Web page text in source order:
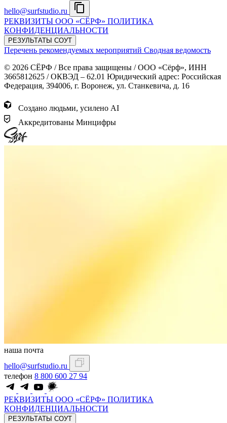
hello@surfstudio.ru
РЕКВИЗИТЫ ООО «СЁРФ» ПОЛИТИКА
КОНФИДЕНЦИАЛЬНОСТИ
РЕЗУЛЬТАТЫ СОУТ
Перечень рекомендуемых мероприятий Сводная ведомость
© 2026 СЁРФ / Все права защищены / ООО «Сёрф», ИНН
3665812625 / ОКВЭД – 62.01 Юридический адрес: Российская
Федерация, 394006, г. Воронеж, ул. Станкевича, д. 16
Создано людьми, усилено AI
Аккредитованы Минцифры
наша почта
hello@surfstudio.ru
телефон 8 800 600 27 94
РЕКВИЗИТЫ ООО «СЁРФ» ПОЛИТИКА
КОНФИДЕНЦИАЛЬНОСТИ
РЕЗУЛЬТАТЫ СОУТ